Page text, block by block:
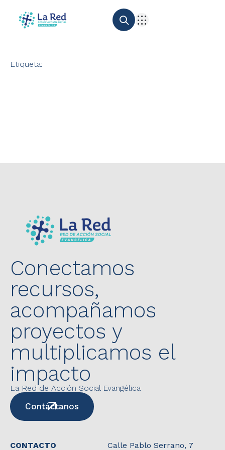
Etiqueta:
Conectamos
recursos,
acompañamos
proyectos y
multiplicamos el
impacto
La Red de Acción Social Evangélica
Contáctanos
CONTACTO
Calle Pablo Serrano, 7